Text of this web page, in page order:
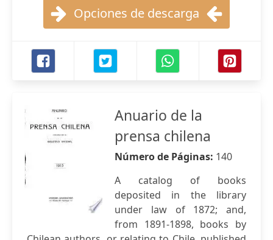
Opciones de descarga
Anuario de la
prensa chilena
Número de Páginas: 140
A catalog of books
deposited in the library
under law of 1872; and,
from 1891-1898, books by